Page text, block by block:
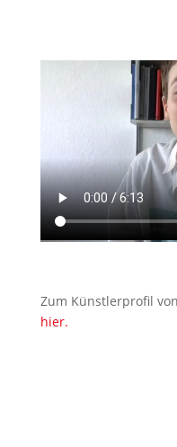
Zum Künstlerprofil
hier.